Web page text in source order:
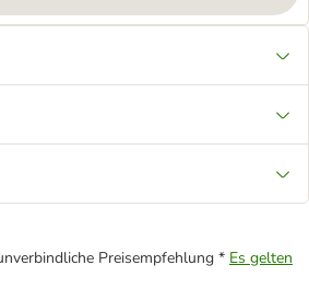
Preisempfehlung * Es gelten